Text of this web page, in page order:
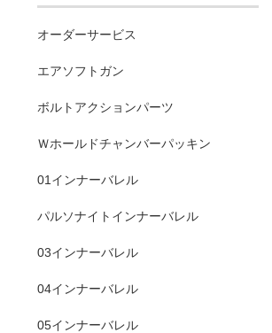
オーダーサービス
エアソフトガン
ボルトアクションパーツ
Ｗホールドチャンバーパッキン
01インナーバレル
パルソナイトインナーバレル
03インナーバレル
04インナーバレル
05インナーバレル